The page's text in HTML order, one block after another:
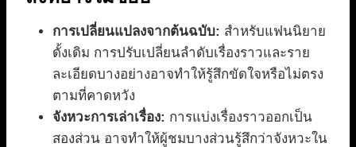
การเปลี่ยนแปลงจากต้นฉบับ: สำหรับแฟนนิยาย
ดั้งเดิม การปรับเปลี่ยนลำดับเรื่องราวและราย
ละเอียดบางอย่างอาจทำให้รู้สึกขัดใจหรือไม่ตรง
ตามที่คาดหวัง
จังหวะการเล่าเรื่อง: การแบ่งเรื่องราวออกเป็น
สองส่วน อาจทำให้ผู้ชมบางส่วนรู้สึกว่าจังหวะใน